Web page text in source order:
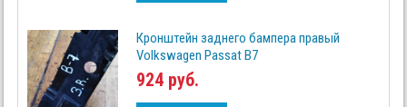
Кронштейн заднего бампера правый
Volkswagen Passat B7
924 руб.